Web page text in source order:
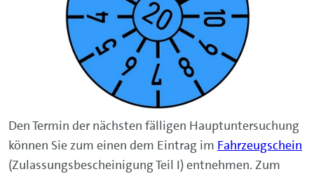
Den Termin der nächsten fälligen Hauptuntersuchung
können Sie zum einen dem Eintrag im Fahrzeugschein
(Zulassungsbescheinigung Teil I) entnehmen. Zum